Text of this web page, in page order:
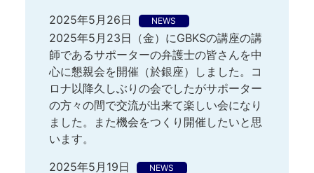
2025年5月26日
NEWS
2025年5月23日（金）にGBKSの講座の講
師であるサポーターの弁護士の皆さんを中
心に懇親会を開催（於銀座）しました。コ
ロナ以降久しぶりの会でしたがサポーター
の方々の間で交流が出来て楽しい会になり
ました。また機会をつくり開催したいと思
います。
2025年5月19日
NEWS